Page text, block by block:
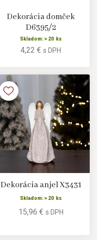
Dekorácia domček
D6395/2
Skladom: > 20 ks
4,22 €s DPH
Dekorácia anjel X3431
Skladom: > 20 ks
15,96 € s DPH